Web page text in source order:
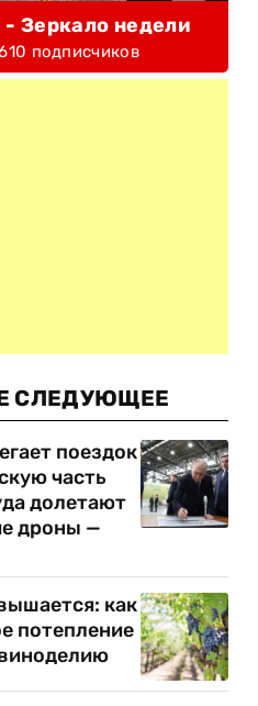
- Зеркало недели
подписчиков
СЛЕДУЮЩЕЕ
поездок
часть
долетают
дроны —
как
потепление